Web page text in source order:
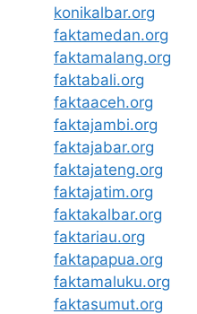
konikalbar.org
faktamedan.org
faktamalang.org
faktabali.org
faktaaceh.org
faktajambi.org
faktajabar.org
faktajateng.org
faktajatim.org
faktakalbar.org
faktariau.org
faktapapua.org
faktamaluku.org
faktasumut.org